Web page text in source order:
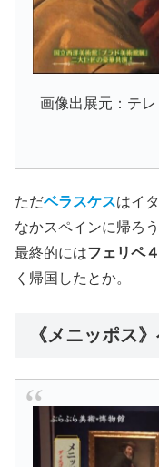
画像出展元：テレ
ただベラスケスはイ
なかスペインに帰ろ
最終的にはフェリペ
く帰国したとか。
《メニッポス